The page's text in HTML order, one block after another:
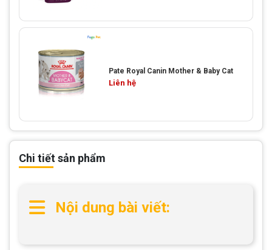
Chi tiết sản phẩm
Nội dung bài viết:
Pate Royal Canin Mother & Baby Cat
Liên hệ